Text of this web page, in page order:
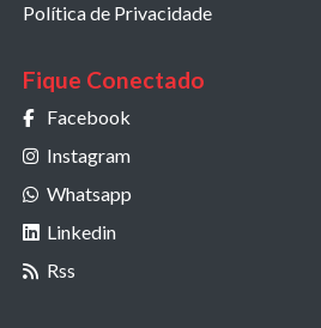
Política de Privacidade
Fique Conectado
Facebook
Instagram
Whatsapp
Linkedin
Rss